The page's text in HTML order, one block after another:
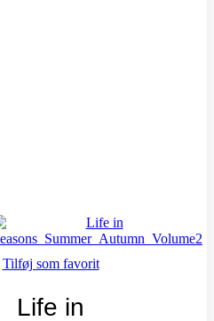
Tilføj som favorit
Life in